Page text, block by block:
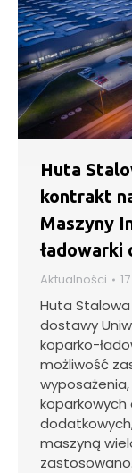
Huta
kontrakt
Maszyny
ładowarki
Aktualności
Huta Stalowa
dostawy
koparko-
możliwość
wyposażenia,
koparkowych
maszyną